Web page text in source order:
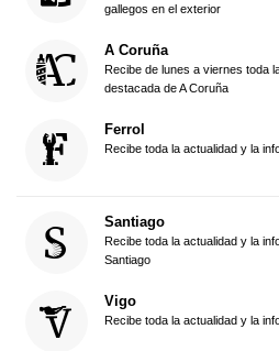
gallegos en el exterior
A Coruña
Recibe de lunes a viernes toda
destacada de A Coruña
Ferrol
Recibe toda la actualidad y la
Santiago
Recibe toda la actualidad y la
Santiago
Vigo
Recibe toda la actualidad y la